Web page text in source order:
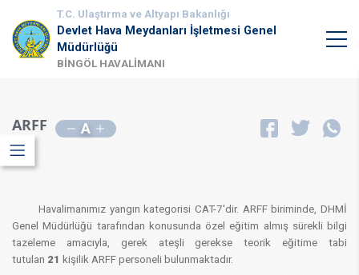
T.C. Ulaştırma ve Altyapı Bakanlığı
Devlet Hava Meydanları İşletmesi Genel
Müdürlüğü
BİNGÖL HAVALİMANI
ARFF A
Havalimanımız yangın kategorisi CAT-7'dir. ARFF biriminde, DHMİ
Genel Müdürlüğü tarafından konusunda özel eğitim almış sürekli bilgi
tazeleme amacıyla, gerek ateşli gerekse teorik eğitime tabi
tutulan 21 kişilik ARFF personeli bulunmaktadır.